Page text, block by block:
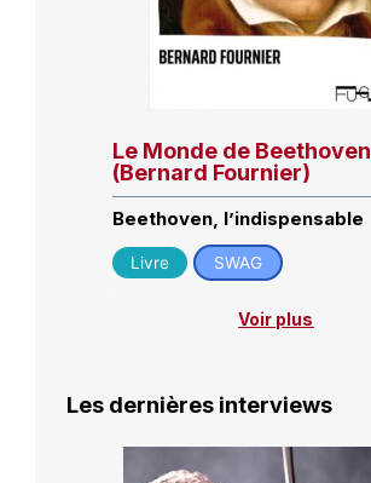
Le Monde de Beethoven
(Bernard Fournier)
Beethoven, l’indispensable
Livre SWAG
Voir plus
Les dernières interviews